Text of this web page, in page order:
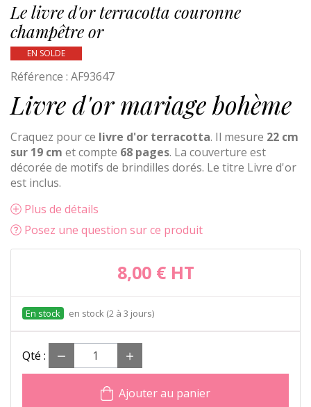
Le livre d'or terracotta couronne
champêtre or
EN SOLDE
Référence : AF93647
Livre d'or mariage bohème
Craquez pour ce livre d'or terracotta. Il mesure 22 cm
sur 19 cm et compte 68 pages. La couverture est
décorée de motifs de brindilles dorés. Le titre Livre d'or
est inclus.
Plus de détails
Posez une question sur ce produit
8,00 € HT
en stock (2 à 3 jours)
Qté :
Ajouter au panier